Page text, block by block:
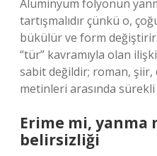
Alüminyum folyonun
tartışmalıdır çünkü o,
bükülür ve form
“tür” kavramıyla olan
sabit değildir; roman,
metinleri arasında
Erime mi, yanma
belirsizliği